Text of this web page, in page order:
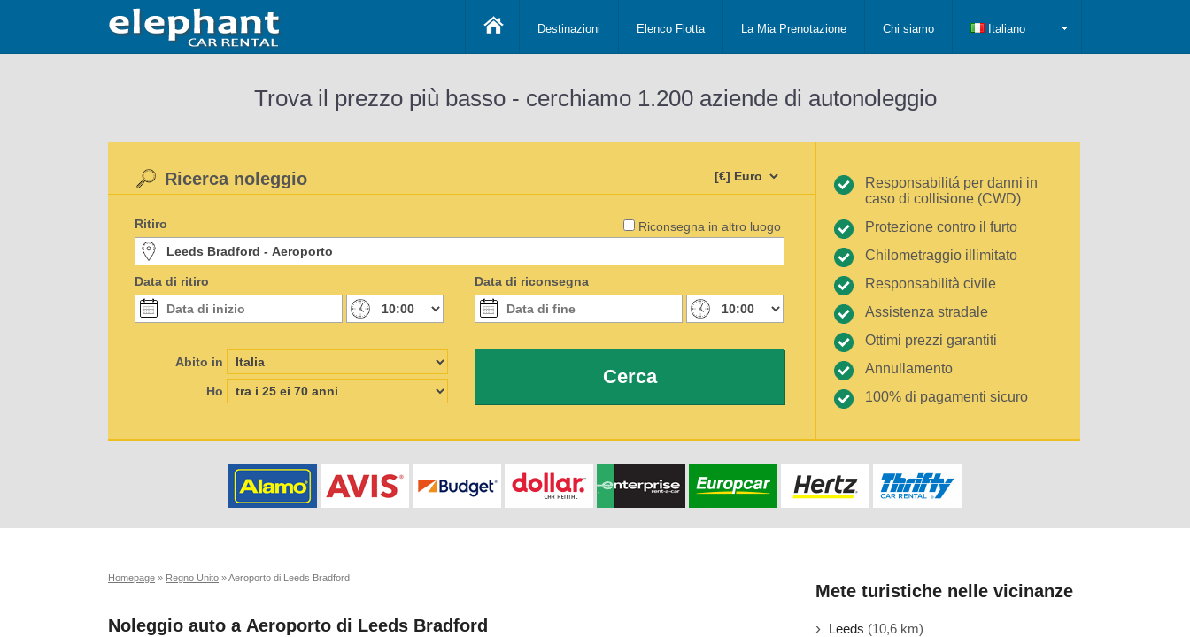
Destinazioni Elenco Flotta La Mia Prenotazione Chi siamo Italiano
Trova il prezzo più basso - cerchiamo 1.200 aziende di autonoleggio
Riconsegna in altro luogo
Ricerca noleggio
Ritiro
Data di ritiro Data di riconsegna
Abito in
Ho
Cerca
Responsabilitá per danni in
caso di collisione (CWD)
Protezione contro il furto
Chilometraggio illimitato
Responsabilità civile
Assistenza stradale
Ottimi prezzi garantiti
Annullamento
100% di pagamenti sicuro
Homepage » Regno Unito »Aeroporto di Leeds Bradford
Noleggio auto a Aeroporto di Leeds Bradford
Mete turistiche nelle vicinanze
Leeds (10,6 km)